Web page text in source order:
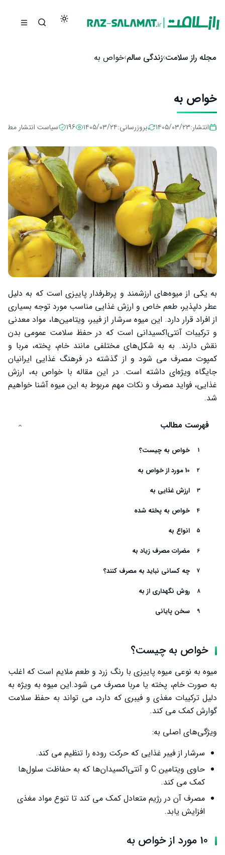
مجله راز سلامت زندگی سالم خواص به
خواص به
انتشار:۱۴۰۵/۰۳/۲۳ بروزرسانی:۱۴۰۵/۰۳/۲۴ 196 سیاست انتشار
به یکی از میوه‌های ارزشمند و پرطرفدار پاییزی است که به دلیل
عطر دلپذیر، طعم خاص و ارزش غذایی مناسب مورد توجه بسیاری
از افراد قرار دارد. این میوه سرشار از فیبر، ویتامین‌ها، مواد معدنی
و ترکیبات آنتی‌اکسیدانی است که در حفظ سلامت عمومی بدن
نقش دارند. به به شکل‌های مختلفی مانند خام، پخته، مربا و
کمپوت مصرف می‌ شود و از گذشته در فرهنگ غذایی ایرانیان
جایگاه ویژه‌ای داشته است. در این مقاله با خواص به، ارزش
غذایی، فواید مصرف و نکات مهم مربوط به این میوه آشنا خواهیم
شد.
فهرست مطالب
خواص به چیست؟
10 مورد از خواص به
ارزش غذایی به
خواص به پخته شده
انواع به
مضرات مصرف زیاد به
چه کسانی نباید به مصرف کنند؟
روش نگهداری از به
سخن پایانی
خواص به چیست؟
میوه به نوعی میوه پاییزی با رنگ زرد و طعم ملایم است که اغلب
به صورت خام، پخته یا مربا مصرف می‌ شود.این میوه به ویژه به
دلیل ترکیبات مغذی و فیبری که دارد، می‌ تواند به حفظ سلامت
گوارش کمک می‌ کند.
ویژگی‌های اصلی به:
سرشار از فیبر غذایی که حرکت روده را تنظیم می ‌کند.
حاوی ویتامین C و آنتی‌اکسیدان‌ها که به حفاظت سلول‌ها
کمک می ‌کند.
مصرف آن در رژیم متعادل کمک می ‌کند تا تنوع مواد مغذی
افزایش یابد.
10 مورد از خواص به